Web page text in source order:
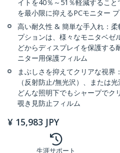
イトを40％～51％軽減するこ
を最小限に抑えるPCモニター
高い耐久性 & 簡単な手入れ：
プションは、様々なモニタベゼ
どからディスプレイを保護する
ニター用保護フィルム
まぶしさを抑えてクリアな視界
（反射防止/無光沢）、または
どんな照明下でもシャープでク
覗き見防止フィルム
¥ 15,983 JPY
生涯サポート